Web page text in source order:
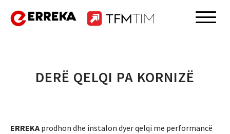
Erreka
DERË QELQI PA KORNIZË
ERREKA prodhon dhe instalon dyer qelqi me performancë